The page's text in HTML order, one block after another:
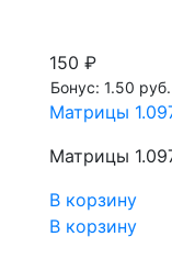
150 ₽
Бонус: 1.50 руб.
Матрицы
Матрицы
В корзину
В корзину